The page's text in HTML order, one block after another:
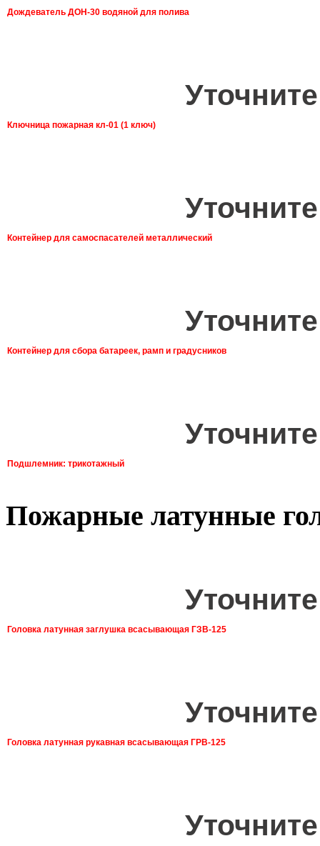
Дождеватель ДОН-30 водяной для полива
Ключница пожарная кл-01 (1 ключ)
Контейнер для самоспасателей металлический
Контейнер для сбора батареек, рамп и градусников
Подшлемник: трикотажный
Пожарные латунные
Головка латунная заглушка всасывающая ГЗВ-125
Головка латунная рукавная всасывающая ГРВ-125